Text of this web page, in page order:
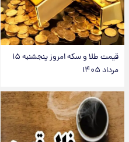
قیمت طلا و سکه امروز پنجشنبه ۱۵
مرداد ۱۴۰۵